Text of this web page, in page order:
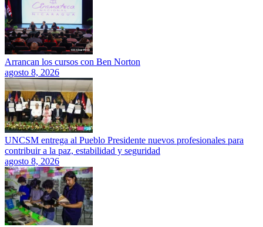
Arrancan los cursos con Ben Norton
agosto 8, 2026
UNCSM entrega al Pueblo Presidente nuevos profesionales para
contribuir a la paz, estabilidad y seguridad
agosto 8, 2026